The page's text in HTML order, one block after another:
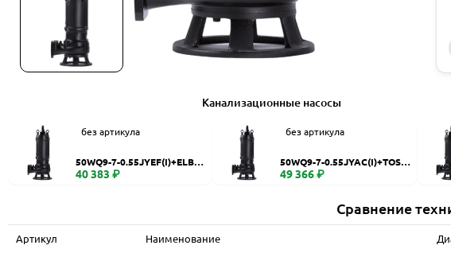
Канализационные насосы
без артикула
50WQ9-7-0.55JYEF(I)+ELB50
WQ
40 383 ₽
без артикула
50WQ9-7-0.55JYAC(I)+TOS-5
0
49 366 ₽
Сравнение
Артикул Наименование